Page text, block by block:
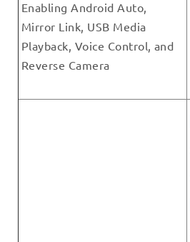
Enabling Android Auto,
Mirror Link, USB Media
Playback, Voice Control, and
Reverse Camera